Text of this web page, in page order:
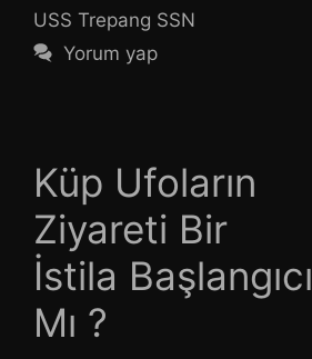
USS Trepang SSN
Yorum yap
Küp Ufoların
Ziyareti Bir
İstila Başlangıcı
Mı ?